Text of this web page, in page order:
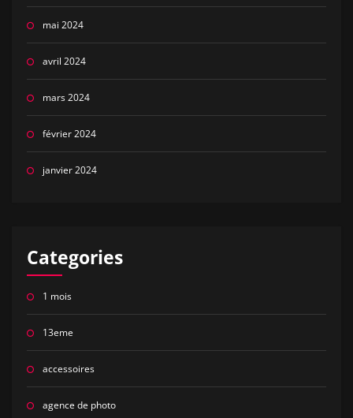
mai 2024
avril 2024
mars 2024
février 2024
janvier 2024
Categories
1 mois
13eme
accessoires
agence de photo